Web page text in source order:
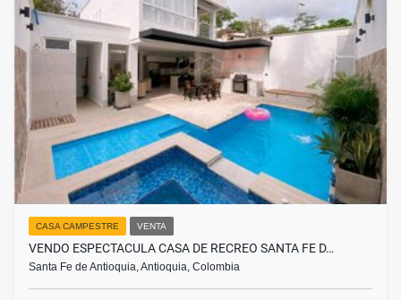
CASA CAMPESTRE VENTA
VENDO ESPECTACULA CASA DE RECREO SANTA FE D…
Santa Fe de Antioquia, Antioquia, Colombia